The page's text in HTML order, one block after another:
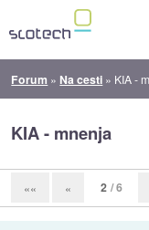
Forum » Na cesti » KIA -
KIA - mnenja
«« « 2 / 6